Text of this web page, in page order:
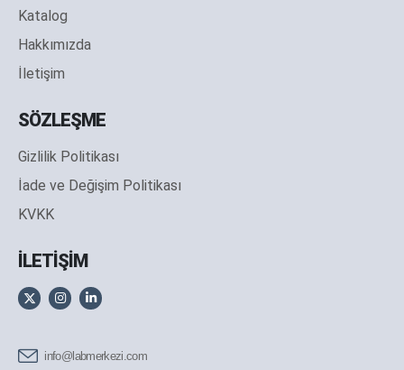
Katalog
Hakkımızda
İletişim
SÖZLEŞME
Gizlilik Politikası
İade ve Değişim Politikası
KVKK
İLETİŞİM
info@labmerkezi.com